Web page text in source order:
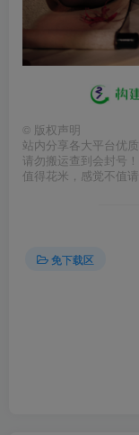
© 版权声明
站内分享各大平台优
请勿搬运查到会封号
值得花米，感觉不值
免下载区